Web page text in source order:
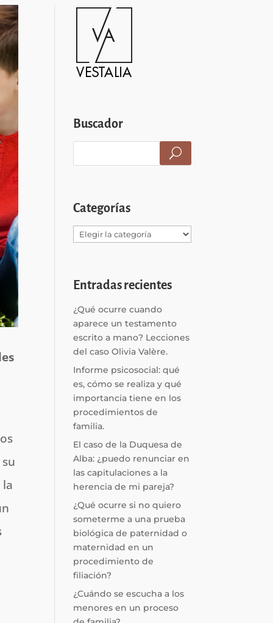
Buscador
Categorías
Categorías
Entradas recientes
¿Qué ocurre cuando
aparece un testamento
escrito a mano? Lecciones
del caso Olivia Valère.
Informe psicosocial: qué
es, cómo se realiza y qué
importancia tiene en los
procedimientos de
familia.
El caso de la Duquesa de
Alba: ¿puedo renunciar en
las capitulaciones a la
herencia de mi pareja?
¿Qué ocurre si no quiero
someterme a una prueba
biológica de paternidad o
maternidad en un
procedimiento de
filiación?
¿Cuándo se escucha a los
menores en un proceso